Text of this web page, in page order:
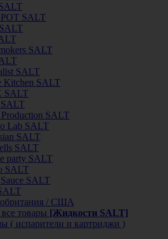
SALT
SALT
SALT
Kitchen SALT
SALT
Production SALT
Lab SALT
SALT
SALT
party SALT
SALT
SALT
/ США
товары [Жидкости SALT]
( испарители и картриджи )